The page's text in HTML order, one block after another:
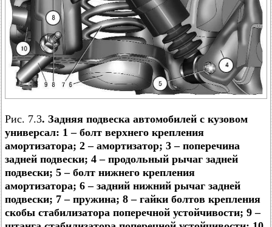
Рис. 7.3. Задняя подвеска автомобилей с кузовом
универсал: 1 – болт верхнего крепления
амортизатора; 2 – амортизатор; 3 – поперечина
задней подвески; 4 – продольный рычаг задней
подвески; 5 – болт нижнего крепления
амортизатора; 6 – задний нижний рычаг задней
подвески; 7 – пружина; 8 – гайки болтов крепления
скобы стабилизатора поперечной устойчивости; 9 –